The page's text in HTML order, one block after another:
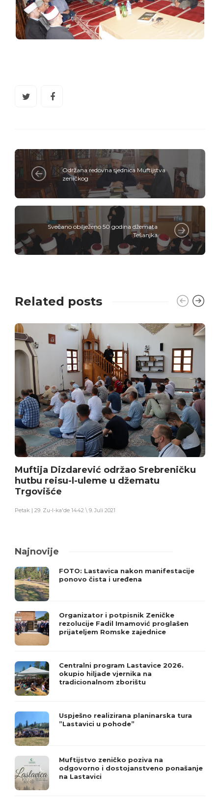
Održana redovna sjednica Muftijstva
zeničkog
Svečano obilježeno 50 godina džemata
Tešanjka
Related posts
Muftija Dizdarević održao Srebreničku
hutbu reisu-l-uleme u džematu
Trgovišće
Petak | 29. Zu-l-ka'de 1442 \ 9. Juli 2021
Najnovije
FOTO: Lastavica nakon manifestacije
ponovo čista i uređena
Organizator i potpisnik Zeničke
rezolucije Fadil Imamović proglašen
prijateljem Romske zajednice
Centralni program Lastavice 2026.
okupio hiljade vjernika na
tradicionalnom zborištu
Uspješno realizirana planinarska tura
”Lastavici u pohode”
Muftijstvo zeničko poziva na
odgovorno i dostojanstveno ponašanje
na Lastavici